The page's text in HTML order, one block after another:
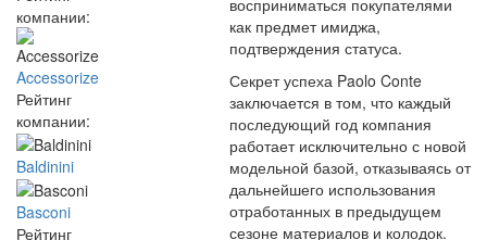
компании:
Accessorize
Рейтинг
компании:
Baldinini
Basconi
Рейтинг
восприниматься покупателями
как предмет имиджа,
подтверждения статуса.
Секрет успеха Paolo Conte
заключается в том, что каждый
последующий год компания
работает исключительно с новой
модельной базой, отказываясь от
дальнейшего использования
отработанных в предыдущем
сезоне материалов и колодок.